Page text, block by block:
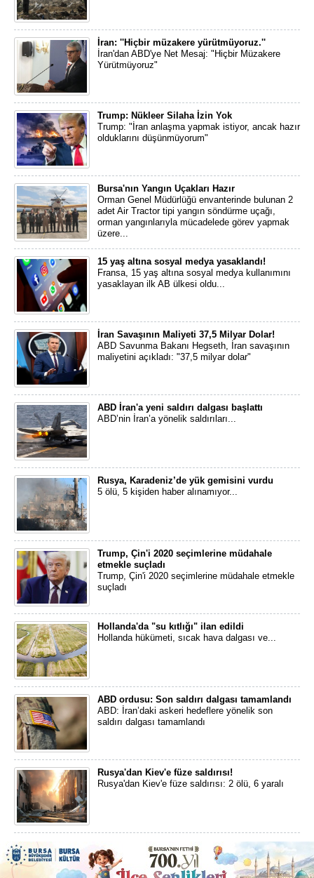
İran: ''Hiçbir müzakere yürütmüyoruz.''
İran'dan ABD'ye Net Mesaj: "Hiçbir Müzakere
Yürütmüyoruz"
Trump: Nükleer Silaha İzin Yok
Trump: "İran anlaşma yapmak istiyor, ancak hazır
olduklarını düşünmüyorum"
Bursa'nın Yangın Uçakları Hazır
Orman Genel Müdürlüğü envanterinde bulunan 2
adet Air Tractor tipi yangın söndürme uçağı,
orman yangınlarıyla mücadelede görev yapmak
üzere...
15 yaş altına sosyal medya yasaklandı!
Fransa, 15 yaş altına sosyal medya kullanımını
yasaklayan ilk AB ülkesi oldu...
İran Savaşının Maliyeti 37,5 Milyar Dolar!
ABD Savunma Bakanı Hegseth, İran savaşının
maliyetini açıkladı: "37,5 milyar dolar"
ABD İran'a yeni saldırı dalgası başlattı
ABD’nin İran’a yönelik saldırıları...
Rusya, Karadeniz’de yük gemisini vurdu
5 ölü, 5 kişiden haber alınamıyor...
Trump, Çin'i 2020 seçimlerine müdahale
etmekle suçladı
Trump, Çin'i 2020 seçimlerine müdahale etmekle
suçladı
Hollanda'da "su kıtlığı" ilan edildi
Hollanda hükümeti, sıcak hava dalgası ve...
ABD ordusu: Son saldırı dalgası tamamlandı
ABD: İran’daki askeri hedeflere yönelik son
saldırı dalgası tamamlandı
Rusya'dan Kiev'e füze saldırısı!
Rusya'dan Kiev'e füze saldırısı: 2 ölü, 6 yaralı